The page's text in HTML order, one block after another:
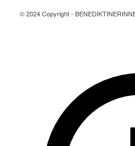
© 2024 Copyright -